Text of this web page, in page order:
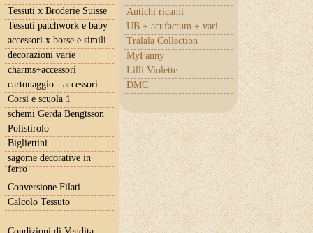
Antichi ricami
UB + acufactum + vari
Tralala Collection
MyFanny
Lilli Violette
DMC
Tessuti x Broderie Suisse
Tessuti patchwork e baby
accessori x borse e simili
decorazioni varie
charms+accessori
cartonaggio - accessori
Corsi e scuola 1
schemi Gerda Bengtsson
Polistirolo
Bigliettini
sagome decorative in
ferro
Conversione Filati
Calcolo Tessuto